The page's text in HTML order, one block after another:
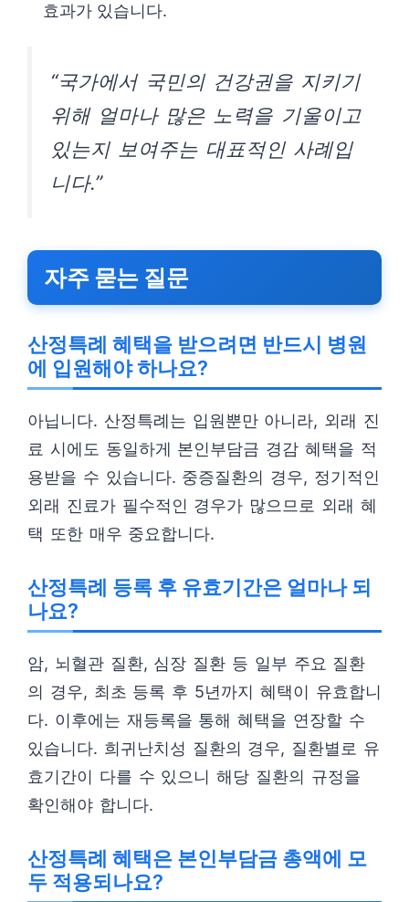
효과가 있습니다.
“국가에서 국민의 건강권을 지키기
위해 얼마나 많은 노력을 기울이고
있는지 보여주는 대표적인 사례입
니다.”
자주 묻는 질문
산정특례 혜택을 받으려면 반드시 병원
에 입원해야 하나요?
아닙니다. 산정특례는 입원뿐만 아니라, 외래 진
료 시에도 동일하게 본인부담금 경감 혜택을 적
용받을 수 있습니다. 중증질환의 경우, 정기적인
외래 진료가 필수적인 경우가 많으므로 외래 혜
택 또한 매우 중요합니다.
산정특례 등록 후 유효기간은 얼마나 되
나요?
암, 뇌혈관 질환, 심장 질환 등 일부 주요 질환
의 경우, 최초 등록 후 5년까지 혜택이 유효합니
다. 이후에는 재등록을 통해 혜택을 연장할 수
있습니다. 희귀난치성 질환의 경우, 질환별로 유
효기간이 다를 수 있으니 해당 질환의 규정을
확인해야 합니다.
산정특례 혜택은 본인부담금 총액에 모
두 적용되나요?